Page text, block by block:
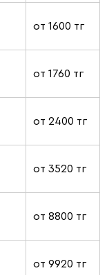
от 1600 тг
от 1760 тг
от 2400 тг
от 3520 тг
от 8800 тг
от 9920 тг